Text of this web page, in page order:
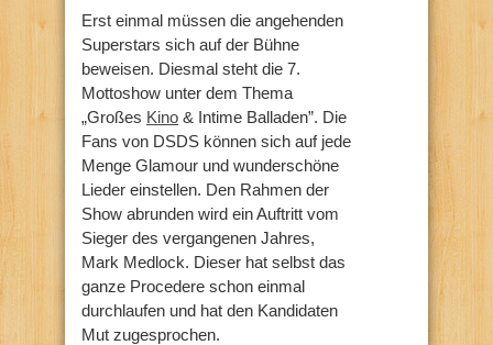
Erst einmal müssen die angehenden
Superstars sich auf der Bühne
beweisen. Diesmal steht die 7.
Mottoshow unter dem Thema
„Großes Kino & Intime Balladen”. Die
Fans von DSDS können sich auf jede
Menge Glamour und wunderschöne
Lieder einstellen. Den Rahmen der
Show abrunden wird ein Auftritt vom
Sieger des vergangenen Jahres,
Mark Medlock. Dieser hat selbst das
ganze Procedere schon einmal
durchlaufen und hat den Kandidaten
Mut zugesprochen.